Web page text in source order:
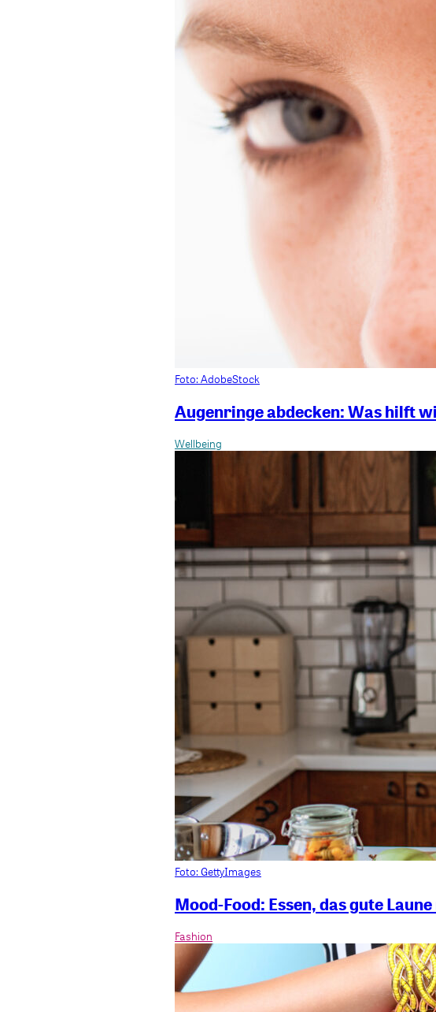
Foto: AdobeStock
Augenringe abdecken: Was hilft
Wellbeing
Foto: GettyImages
Mood-Food: Essen, das gute
Fashion